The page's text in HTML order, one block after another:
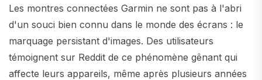
Les montres connectées Garmin ne sont pas à l'abri
d'un souci bien connu dans le monde des écrans : le
marquage persistant d'images. Des utilisateurs
témoignent sur Reddit de ce phénomène gênant qui
affecte leurs appareils, même après plusieurs années